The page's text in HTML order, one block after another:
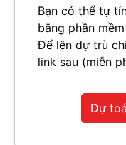
Bạn có thể tự
bằng phần
Để lên dự trù
link sau (miễn
Dự